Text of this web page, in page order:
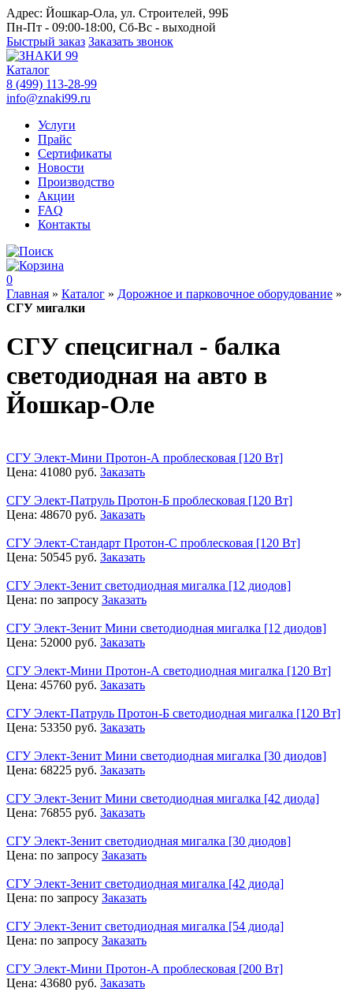
Адрес: Йошкар-Ола, ул. Строителей, 99Б
Пн-Пт - 09:00-18:00, Сб-Вс - выходной
Быстрый заказ Заказать звонок
Каталог
8 (499) 113-28-99
info@znaki99.ru
Услуги
Прайс
Сертификаты
Новости
Производство
Акции
FAQ
Контакты
0
Главная » Каталог » Дорожное и парковочное оборудование »
СГУ мигалки
СГУ спецсигнал - балка
светодиодная на авто в
Йошкар-Оле
СГУ Элект-Мини Протон-А проблесковая [120 Вт]
Цена: 41080 руб. Заказать
СГУ Элект-Патруль Протон-Б проблесковая [120 Вт]
Цена: 48670 руб. Заказать
СГУ Элект-Стандарт Протон-С проблесковая [120 Вт]
Цена: 50545 руб. Заказать
СГУ Элект-Зенит светодиодная мигалка [12 диодов]
Цена: по запросу Заказать
СГУ Элект-Зенит Мини светодиодная мигалка [12 диодов]
Цена: 52000 руб. Заказать
СГУ Элект-Мини Протон-А светодиодная мигалка [120 Вт]
Цена: 45760 руб. Заказать
СГУ Элект-Патруль Протон-Б светодиодная мигалка [120 Вт]
Цена: 53350 руб. Заказать
СГУ Элект-Зенит Мини светодиодная мигалка [30 диодов]
Цена: 68225 руб. Заказать
СГУ Элект-Зенит Мини светодиодная мигалка [42 диода]
Цена: 76855 руб. Заказать
СГУ Элект-Зенит светодиодная мигалка [30 диодов]
Цена: по запросу Заказать
СГУ Элект-Зенит светодиодная мигалка [42 диода]
Цена: по запросу Заказать
СГУ Элект-Зенит светодиодная мигалка [54 диода]
Цена: по запросу Заказать
СГУ Элект-Мини Протон-А проблесковая [200 Вт]
Цена: 43680 руб. Заказать